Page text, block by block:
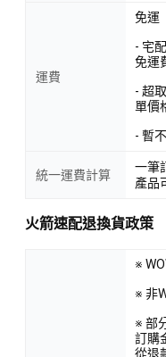
運費
免運
- 宅
免運
- 超
單價
- 暫
統一運費計算
一筆
產品
火箭速配退換貨政策
※
※ 非
※ 部
訂購
從退